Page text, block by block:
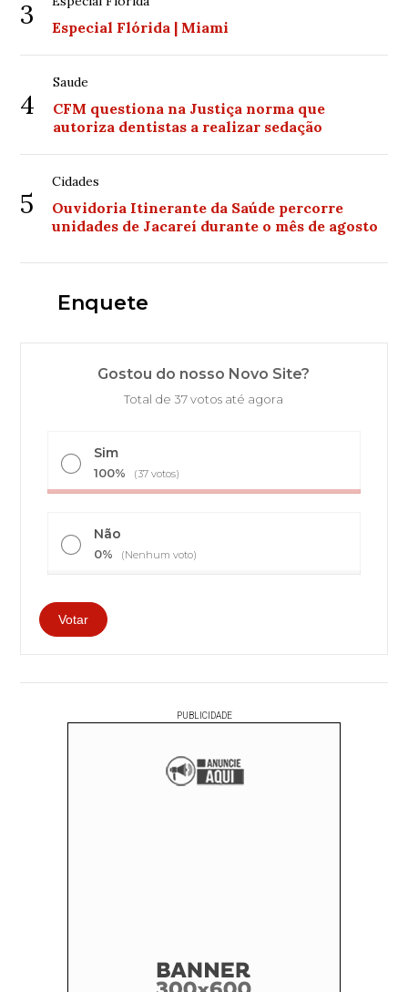
3 Especial Flórida | Miami
4
Saude
CFM questiona na Justiça norma que
autoriza dentistas a realizar sedação
5
Cidades
Ouvidoria Itinerante da Saúde percorre
unidades de Jacareí durante o mês de agosto
Enquete
Gostou do nosso Novo Site?
Total de 37 votos até agora
Sim
100% (37 votos)
Não
0% (Nenhum voto)
PUBLICIDADE